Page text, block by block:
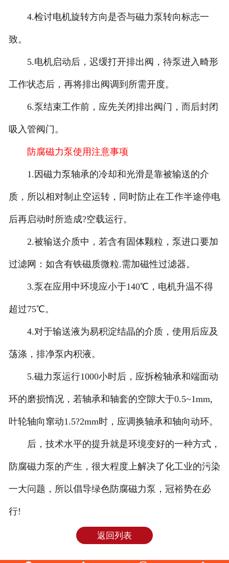
4.检讨电机旋转方向是否与磁力泵转向标志一
致。
5.电机启动后，迟缓打开排出阀，待泵进入畸形
工作状态后，再将排出阀调到所需开度。
6.泵结束工作前，应先关闭排出阀门，而后封闭
吸入管阀门。
防腐磁力泵使用注意事项
1.因磁力泵轴承的冷却和光滑是靠被输送的介
质，所以相对制止空运转，同时防止在工作半途停电
后再启动时所造成?空载运行。
2.被输送介质中，若含有固体颗粒，泵进口要加
过滤网：如含有铁磁质微粒.需加磁性过滤器。
3.泵在应用中环境应小于140℃，电机升温不得
超过75℃。
4.对于输送液为易积淀结晶的介质，使用后应及
荡涤，排净泵内积液。
5.磁力泵运行1000小时后，应拆检轴承和端面动
环的磨损惰况，若轴承和轴套的空隙大于0.5~1mm,
叶轮轴向窜动1.5?2mm时，应调换轴承和轴向动环。
后，技术水平的提升就是环境变好的一种方式，
防腐磁力泵的产生，很大程度上解决了化工业的污染
一大问题，所以倡导绿色防腐磁力泵，冠裕势在必
行!
返回列表